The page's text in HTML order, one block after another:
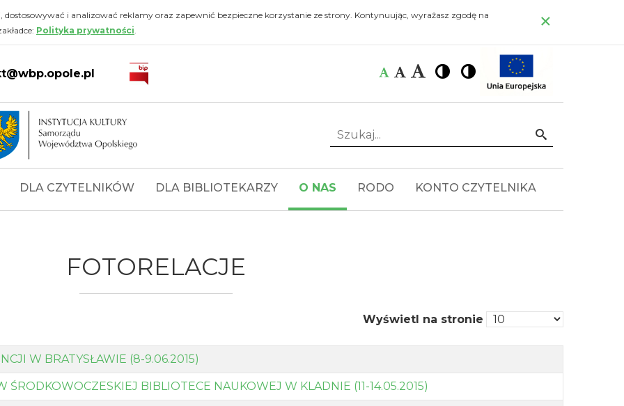
i analizować reklamy oraz zapewnić bezpieczne korzystanie ze strony. Kontynuując, wyrażasz zgodę na
Polityka prywatności. ×
Czcionka:
Czcionka
Czcionka
Czcionka
Wysoki
kontrast
Wysoki
kontrast
Idź
Szukaj...
DLA CZYTELNIKÓW DLA BIBLIOTEKARZY O NAS RODO KONTO CZYTELNIKA
FOTORELACJE
Wyświetl na stronie
W BRATYSŁAWIE (8-9.06.2015)
BIBLIOTECE NAUKOWEJ W KLADNIE (11-14.05.2015)